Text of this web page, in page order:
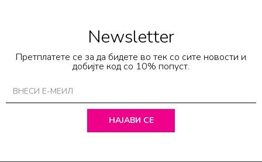
Newsletter
Претплатете се за да бидете во тек со сите новости и
добијте код со 10% попуст.
НАЈАВИ СЕ